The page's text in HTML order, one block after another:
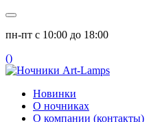
пн-пт с 10:00 до 18:00
()
Новинки
О ночниках
О компании (контакты)